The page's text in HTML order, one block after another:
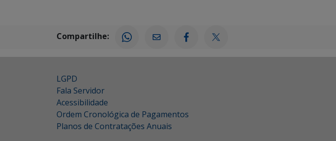
Compartilhe:
LGPD
Fala Servidor
Acessibilidade
Ordem Cronológica de Pagamentos
Planos de Contratações Anuais